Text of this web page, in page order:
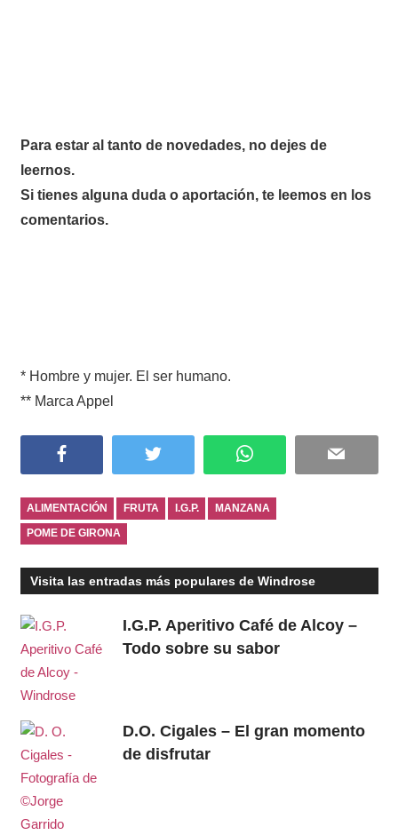
Para estar al tanto de novedades, no dejes de
leernos.
Si tienes alguna duda o aportación, te leemos en los
comentarios.
* Hombre y mujer. El ser humano.
** Marca Appel
Twitter WhatsApp Email
ALIMENTACIÓN FRUTA I.G.P. MANZANA
POME DE GIRONA
Visita las entradas más populares de Windrose
I.G.P. Aperitivo Café de Alcoy –
Todo sobre su sabor
D.O. Cigales – El gran momento
de disfrutar